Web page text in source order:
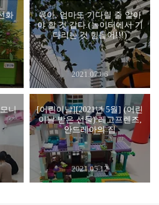
화
육아, 엄마도 기다릴 줄 알아
야 할 것 같다.(놀이터에서 기
다리는 것 힘들어!!!)
2021.07.06
니
[어린이날][2021년 5월] (어린
이날 받은 선물) 레고프렌즈,
안드레아의 집
2021.05.12